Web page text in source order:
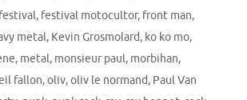
festival, festival motocultor, front man,
metal, Kevin Grosmolard, ko ko mo,
, metal, monsieur paul, morbihan,
fallon,oliv,oliv le normand, Paul Van